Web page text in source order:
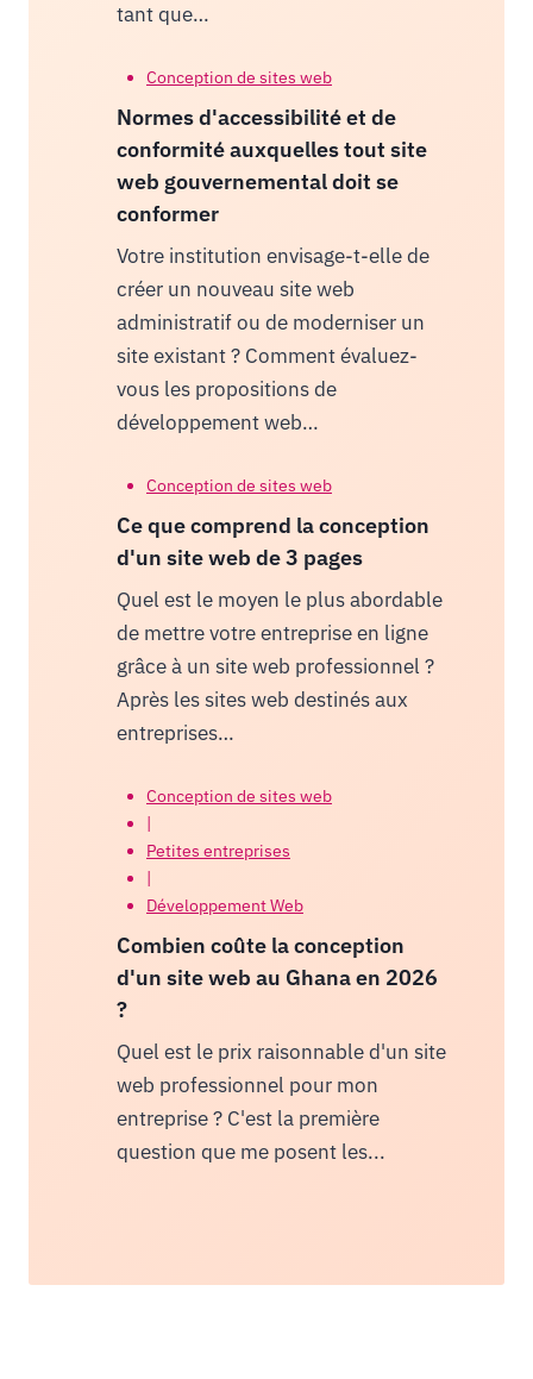
tant que…
Conception de sites web
Normes d'accessibilité et de
conformité auxquelles tout site
web gouvernemental doit se
conformer
Votre institution envisage-t-elle de
créer un nouveau site web
administratif ou de moderniser un
site existant ? Comment évaluez-
vous les propositions de
développement web…
Conception de sites web
Ce que comprend la conception
d'un site web de 3 pages
Quel est le moyen le plus abordable
de mettre votre entreprise en ligne
grâce à un site web professionnel ?
Après les sites web destinés aux
entreprises…
Conception de sites web
|
Petites entreprises
|
Développement Web
Combien coûte la conception
d'un site web au Ghana en 2026
?
Quel est le prix raisonnable d'un site
web professionnel pour mon
entreprise ? C'est la première
question que me posent les...